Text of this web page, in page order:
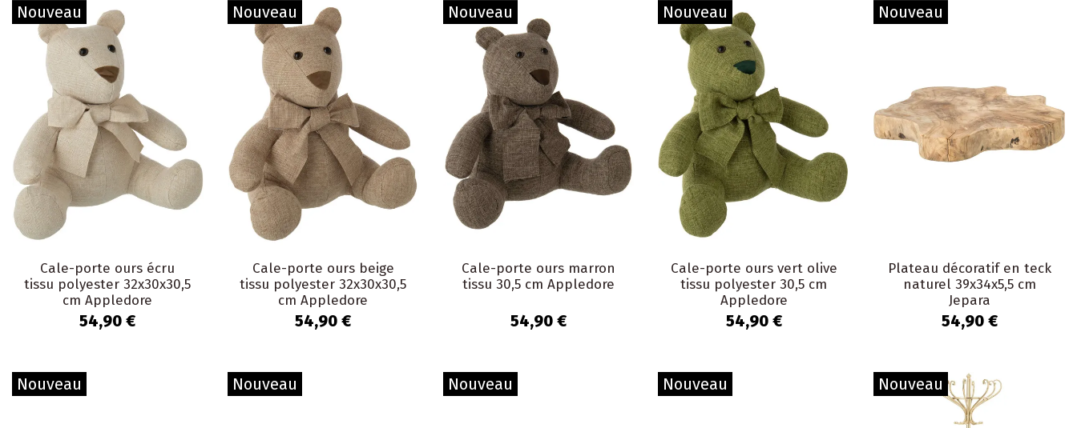
Nouveau
Cale-porte ours écru
tissu polyester 32x30x30,5
cm Appledore
54,90 €
Nouveau
Cale-porte ours beige
tissu polyester 32x30x30,5
cm Appledore
54,90 €
Nouveau
Cale-porte ours marron
tissu 30,5 cm Appledore
54,90 €
Nouveau
Cale-porte ours vert olive
tissu polyester 30,5 cm
Appledore
54,90 €
Nouveau
Plateau décoratif en teck
naturel 39x34x5,5 cm
Jepara
54,90 €
Nouveau Nouveau Nouveau Nouveau Nouveau